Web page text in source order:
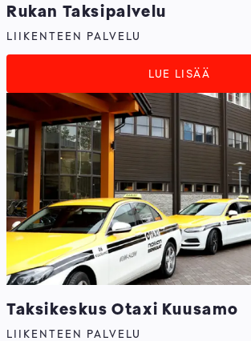
Rukan Taksipalvelu
LIIKENTEEN PALVELU
LUE LISÄÄ
Taksikeskus Otaxi Kuusamo
LIIKENTEEN PALVELU